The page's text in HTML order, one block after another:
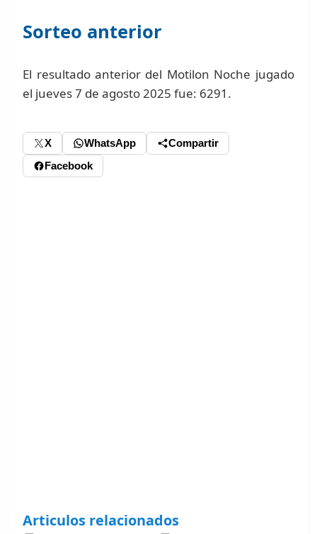
Sorteo anterior
El resultado anterior del Motilon Noche jugado
el jueves 7 de agosto 2025 fue: 6291.
X WhatsApp
Compartir
Facebook
Articulos relacionados